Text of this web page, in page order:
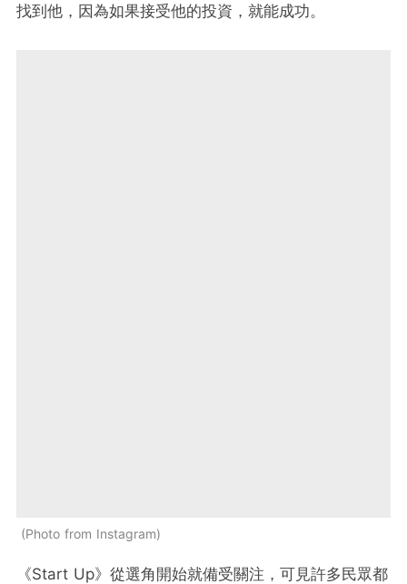
找到他，因為如果接受他的投資，就能成功。
Photo from Instagram
《Start Up》從選角開始就備受關注，可見許多民眾都